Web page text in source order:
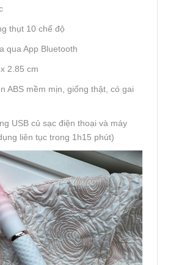
thụt 10 chế độ
qua App Bluetooth
2.85 cm
ABS mềm mịn, giống thật, có gai
USB củ sạc điện thoại và máy
liên tục trong 1h15 phút)